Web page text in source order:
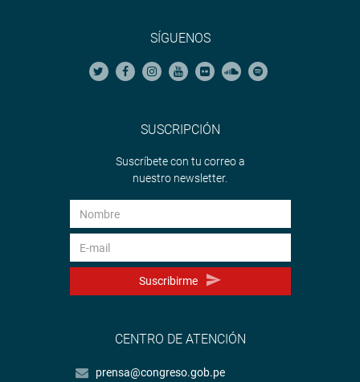
SÍGUENOS
SUSCRIPCIÓN
Suscríbete con tu correo a
nuestro newsletter.
Suscribirme
CENTRO DE ATENCIÓN
prensa@congreso.gob.pe